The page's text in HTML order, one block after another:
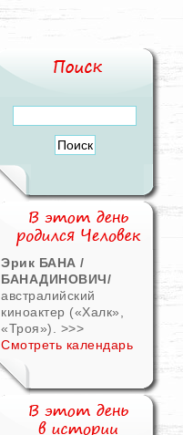
Эрик БАНА /
БАНАДИНОВИЧ/
австралийский
киноактер («Халк»,
«Троя»). >>>
Смотреть календарь